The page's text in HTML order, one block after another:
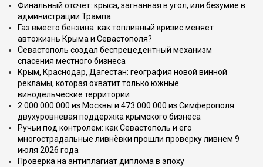
Финальный отсчёт: крыса, загнанная в угол, или безумие в
администрации Трампа
Газ вместо бензина: как топливный кризис меняет
автожизнь Крыма и Севастополя?
Севастополь создал беспрецедентный механизм
спасения местного бизнеса
Крым, Краснодар, Дагестан: география новой винной
рекламы, которая охватит только южные
винодельческие территории
2 000 000 000 из Москвы и 473 000 000 из Симферополя:
двухуровневая поддержка крымского бизнеса
Ручьи под контролем: как Севастополь и его
многострадальные ливнёвки прошли проверку ливнем 9
июля 2026 года
Проверка на антиплагиат диплома в эпоху